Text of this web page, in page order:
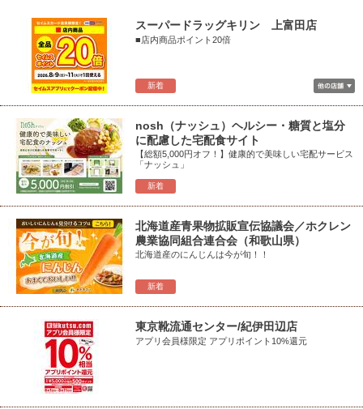
新着
スーパードラッグキリン 上富田店
■店内商品ポイント20倍
新着
nosh（ナッシュ）ヘルシー・糖質と塩分
に配慮した宅配食サイト
【総額5,000円オフ！】健康的で美味しい宅配サービス
「ナッシュ」
新着
北海道産青果物拡販宣伝協議会／ホクレン
農業協同組合連合会（和歌山県）
北海道産のにんじんは今が旬！！
東京靴流通センター/紀伊田辺店
アプリ会員様限定 アプリポイント10%還元